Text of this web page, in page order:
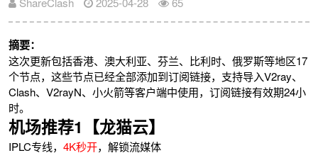
摘要：
这次更新包括香港、澳大利亚、芬兰、比利时、俄罗斯等地区17
个节点，这些节点已经全部添加到订阅链接，支持导入V2ray、
Clash、V2rayN、小火箭等客户端中使用，订阅链接有效期24小
时。
机场推荐1【龙猫云】
IPLC专线，4K秒开，解锁流媒体